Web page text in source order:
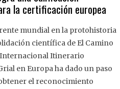
la certificación europea
mundial en la protohistoria
científica de El Camino
Internacional Itinerario
en Europa ha dado un paso
el reconocimiento